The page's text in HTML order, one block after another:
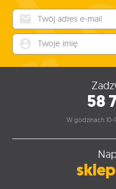
58
W godzinach 10-